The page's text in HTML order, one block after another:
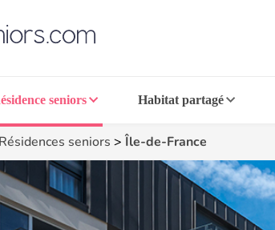
seniors Habitat partagé
Résidences seniors > Île-de-France